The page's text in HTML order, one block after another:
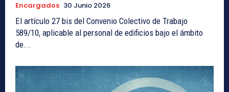
Encargados 30 Junio 2026
El artículo 27 bis del Convenio Colectivo de Trabajo
589/10, aplicable al personal de edificios bajo el ámbito
de...